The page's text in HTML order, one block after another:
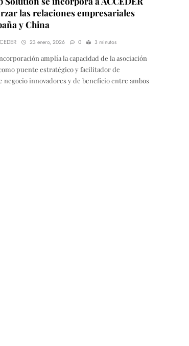
las relaciones empresariales
y China
23 enero, 2026 0 3 minutos
amplía la capacidad de la asociación
puente estratégico y facilitador de
negocio innovadores y de beneficio entre ambos